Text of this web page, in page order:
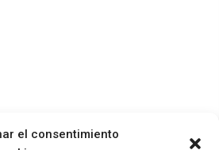
el consentimiento